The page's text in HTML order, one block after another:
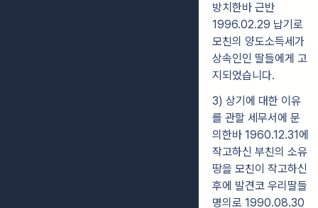
방치한바 근반
1996.02.29 납기로
모친의 양도소득세가
상속인인 딸들에게 고
지되었습니다.
3) 상기에 대한 이유
를 관할 세무서에 문
의한바 1960.12.31에
작고하신 부친의 소유
땅을 모친이 작고하신
후에 발견코 우리딸들
명의로 1990.08.30